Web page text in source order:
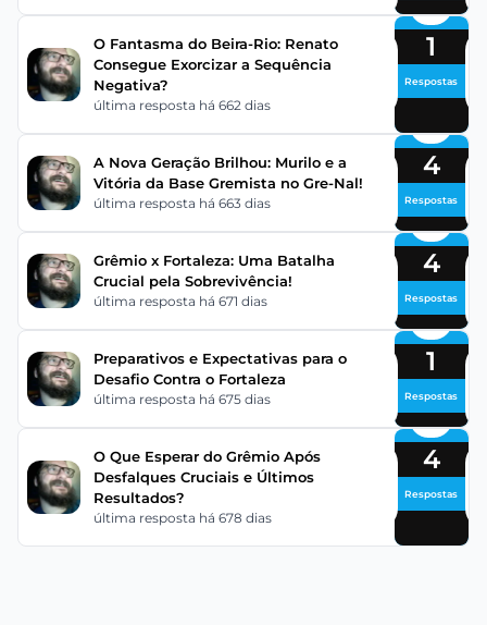
O Fantasma do Beira-Rio: Renato
Consegue Exorcizar a Sequência
Negativa?
última resposta há 662 dias
1
Respostas
A Nova Geração Brilhou: Murilo e a
Vitória da Base Gremista no Gre-Nal!
última resposta há 663 dias
4
Respostas
Grêmio x Fortaleza: Uma Batalha
Crucial pela Sobrevivência!
última resposta há 671 dias
4
Respostas
Preparativos e Expectativas para o
Desafio Contra o Fortaleza
última resposta há 675 dias
1
Respostas
O Que Esperar do Grêmio Após
Desfalques Cruciais e Últimos
Resultados?
última resposta há 678 dias
4
Respostas